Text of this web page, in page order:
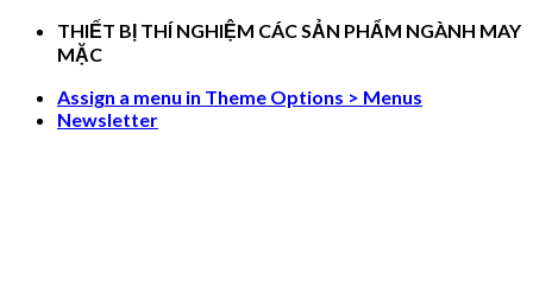
Skip
THIẾT BỊ THÍ NGHIỆM CÁC SẢN PHẨM NGÀNH MAY
MẶC
Assign a menu in Theme Options > Menus
Newsletter